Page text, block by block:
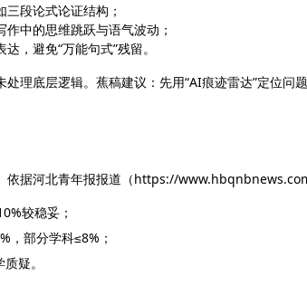
段论式论证结构；
中的思维跳跃与语气波动；
，避免“万能句式”残留。
理底层逻辑。蕉稿建议：先用“AI痕迹雷达”定位问
依据河北青年报报道（https://
较稳妥；
，部分学科≤8%；
疑。